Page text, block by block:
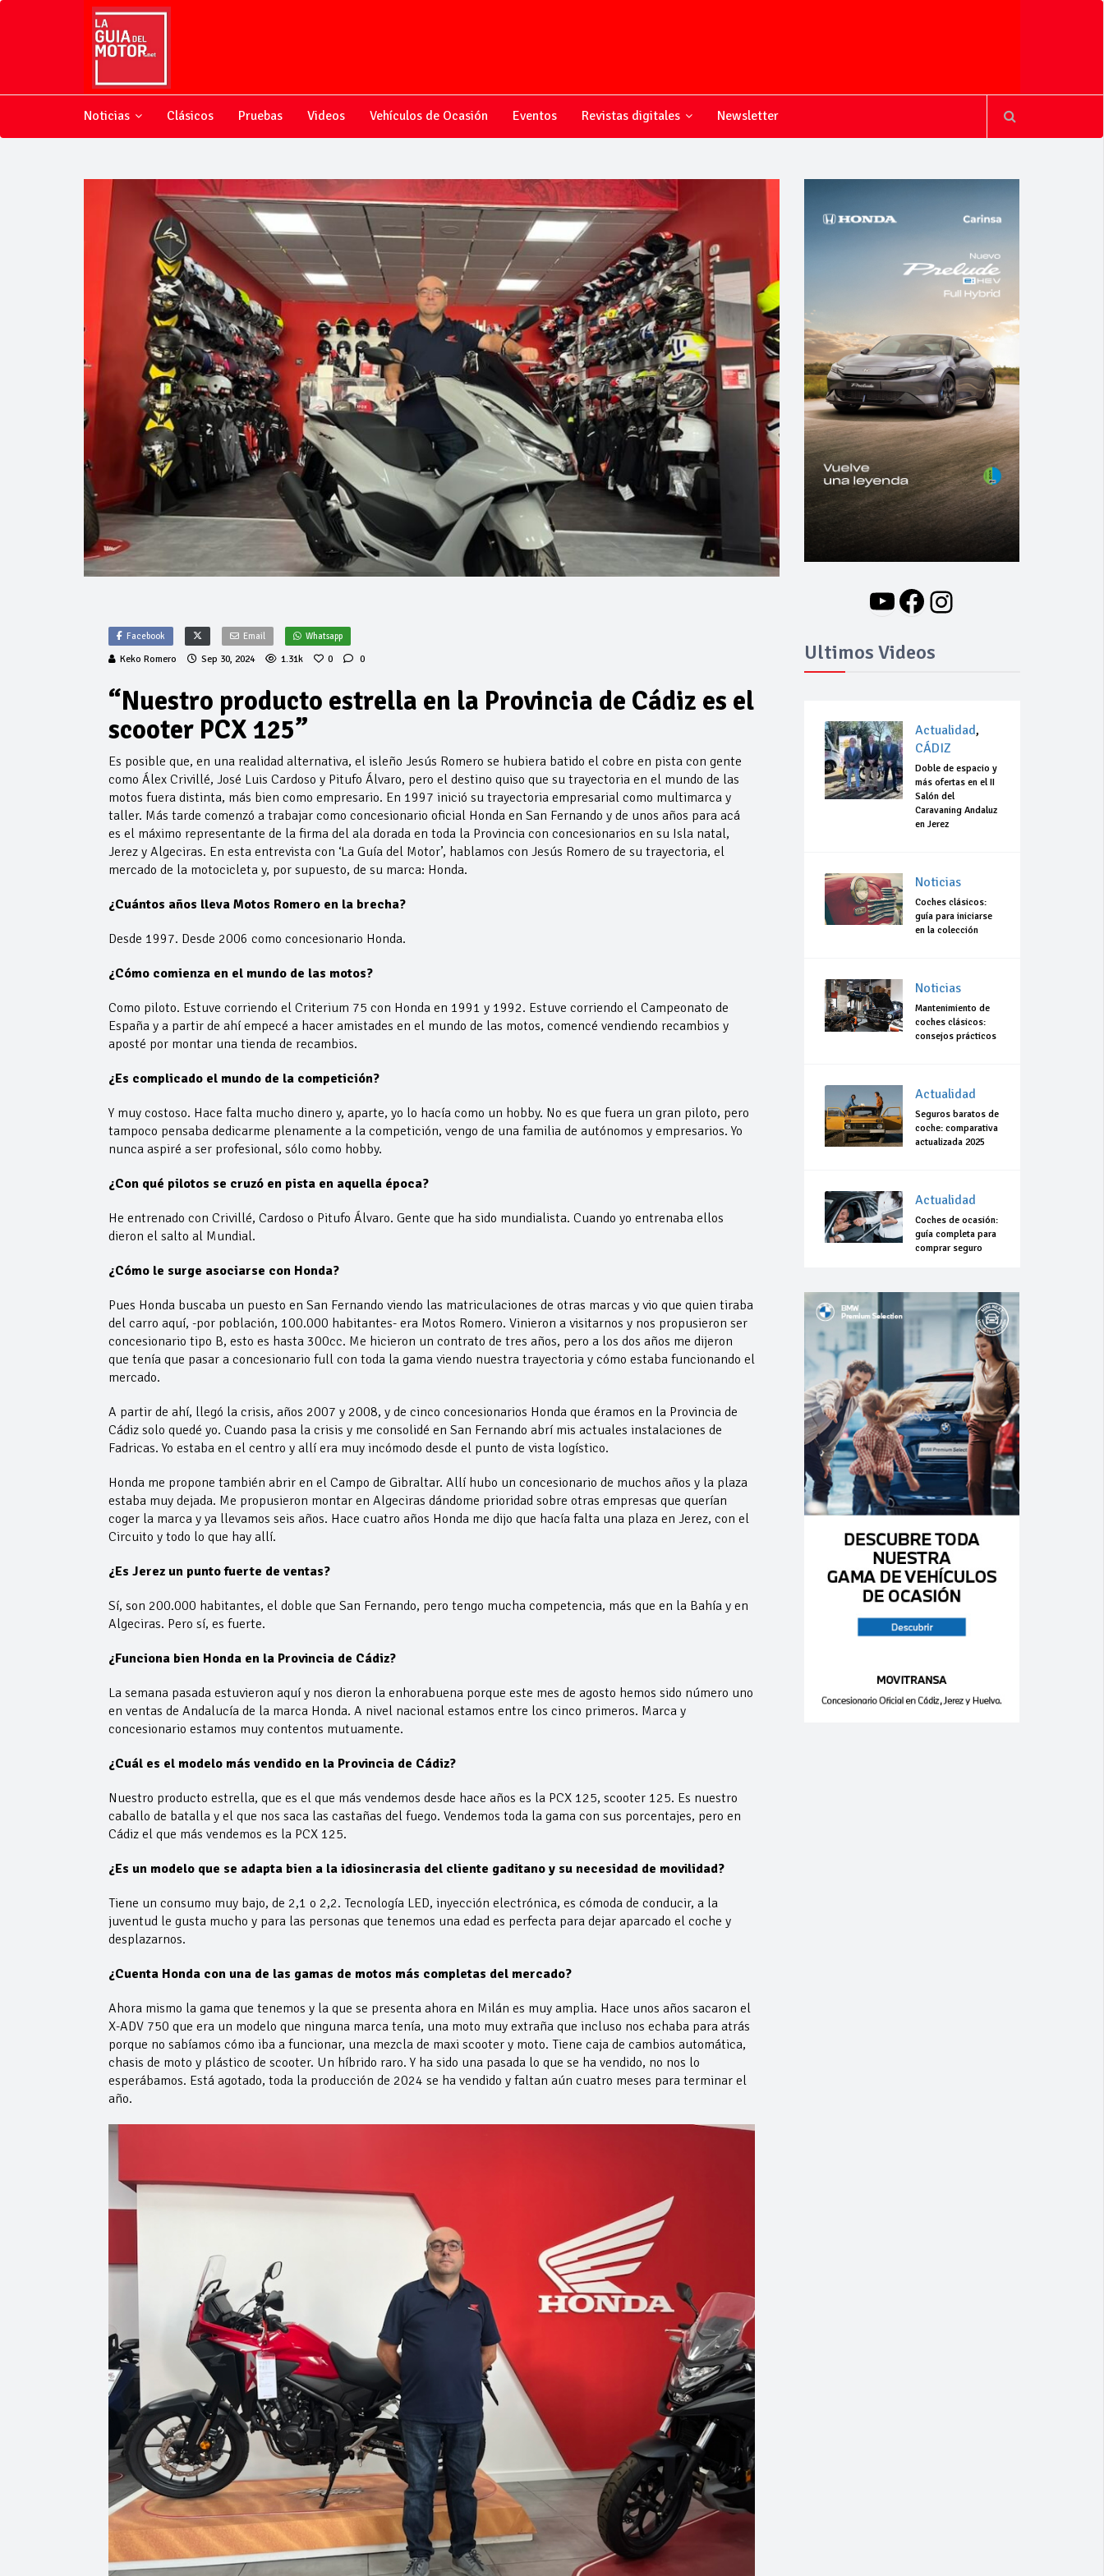
Noticias Clásicos Pruebas Videos Vehículos de Ocasión Eventos Revistas digitales Newsletter
Facebook Email Whatsapp
Keko Romero Sep 30, 2024 1.31k 0 0
“Nuestro producto estrella en la Provincia de Cádiz es el
scooter PCX 125”
Es posible que, en una realidad alternativa, el isleño Jesús Romero se hubiera batido el cobre en pista con gente
como Álex Crivillé, José Luis Cardoso y Pitufo Álvaro, pero el destino quiso que su trayectoria en el mundo de las
motos fuera distinta, más bien como empresario. En 1997 inició su trayectoria empresarial como multimarca y
taller. Más tarde comenzó a trabajar como concesionario oficial Honda en San Fernando y de unos años para acá
es el máximo representante de la firma del ala dorada en toda la Provincia con concesionarios en su Isla natal,
Jerez y Algeciras. En esta entrevista con ‘La Guía del Motor’, hablamos con Jesús Romero de su trayectoria, el
mercado de la motocicleta y, por supuesto, de su marca: Honda.
¿Cuántos años lleva Motos Romero en la brecha?
Desde 1997. Desde 2006 como concesionario Honda.
¿Cómo comienza en el mundo de las motos?
Como piloto. Estuve corriendo el Criterium 75 con Honda en 1991 y 1992. Estuve corriendo el Campeonato de
España y a partir de ahí empecé a hacer amistades en el mundo de las motos, comencé vendiendo recambios y
aposté por montar una tienda de recambios.
¿Es complicado el mundo de la competición?
Y muy costoso. Hace falta mucho dinero y, aparte, yo lo hacía como un hobby. No es que fuera un gran piloto, pero
tampoco pensaba dedicarme plenamente a la competición, vengo de una familia de autónomos y empresarios. Yo
nunca aspiré a ser profesional, sólo como hobby.
¿Con qué pilotos se cruzó en pista en aquella época?
He entrenado con Crivillé, Cardoso o Pitufo Álvaro. Gente que ha sido mundialista. Cuando yo entrenaba ellos
dieron el salto al Mundial.
¿Cómo le surge asociarse con Honda?
Pues Honda buscaba un puesto en San Fernando viendo las matriculaciones de otras marcas y vio que quien tiraba
del carro aquí, -por población, 100.000 habitantes- era Motos Romero. Vinieron a visitarnos y nos propusieron ser
concesionario tipo B, esto es hasta 300cc. Me hicieron un contrato de tres años, pero a los dos años me dijeron
que tenía que pasar a concesionario full con toda la gama viendo nuestra trayectoria y cómo estaba funcionando el
mercado.
A partir de ahí, llegó la crisis, años 2007 y 2008, y de cinco concesionarios Honda que éramos en la Provincia de
Cádiz solo quedé yo. Cuando pasa la crisis y me consolidé en San Fernando abrí mis actuales instalaciones de
Fadricas. Yo estaba en el centro y allí era muy incómodo desde el punto de vista logístico.
Honda me propone también abrir en el Campo de Gibraltar. Allí hubo un concesionario de muchos años y la plaza
estaba muy dejada. Me propusieron montar en Algeciras dándome prioridad sobre otras empresas que querían
coger la marca y ya llevamos seis años. Hace cuatro años Honda me dijo que hacía falta una plaza en Jerez, con el
Circuito y todo lo que hay allí.
¿Es Jerez un punto fuerte de ventas?
Sí, son 200.000 habitantes, el doble que San Fernando, pero tengo mucha competencia, más que en la Bahía y en
Algeciras. Pero sí, es fuerte.
¿Funciona bien Honda en la Provincia de Cádiz?
La semana pasada estuvieron aquí y nos dieron la enhorabuena porque este mes de agosto hemos sido número uno
en ventas de Andalucía de la marca Honda. A nivel nacional estamos entre los cinco primeros. Marca y
concesionario estamos muy contentos mutuamente.
¿Cuál es el modelo más vendido en la Provincia de Cádiz?
Nuestro producto estrella, que es el que más vendemos desde hace años es la PCX 125, scooter 125. Es nuestro
caballo de batalla y el que nos saca las castañas del fuego. Vendemos toda la gama con sus porcentajes, pero en
Cádiz el que más vendemos es la PCX 125.
¿Es un modelo que se adapta bien a la idiosincrasia del cliente gaditano y su necesidad de movilidad?
Tiene un consumo muy bajo, de 2,1 o 2,2. Tecnología LED, inyección electrónica, es cómoda de conducir, a la
juventud le gusta mucho y para las personas que tenemos una edad es perfecta para dejar aparcado el coche y
desplazarnos.
¿Cuenta Honda con una de las gamas de motos más completas del mercado?
Ahora mismo la gama que tenemos y la que se presenta ahora en Milán es muy amplia. Hace unos años sacaron el
X-ADV 750 que era un modelo que ninguna marca tenía, una moto muy extraña que incluso nos echaba para atrás
porque no sabíamos cómo iba a funcionar, una mezcla de maxi scooter y moto. Tiene caja de cambios automática,
chasis de moto y plástico de scooter. Un híbrido raro. Y ha sido una pasada lo que se ha vendido, no nos lo
esperábamos. Está agotado, toda la producción de 2024 se ha vendido y faltan aún cuatro meses para terminar el
año.
YouTube
Facebook
Instagram
Ultimos Videos
Actualidad,
CÁDIZ
Doble de espacio y
más ofertas en el II
Salón del
Caravaning Andaluz
en Jerez
Noticias
Coches clásicos:
guía para iniciarse
en la colección
Noticias
Mantenimiento de
coches clásicos:
consejos prácticos
Actualidad
Seguros baratos de
coche: comparativa
actualizada 2025
Actualidad
Coches de ocasión:
guía completa para
comprar seguro